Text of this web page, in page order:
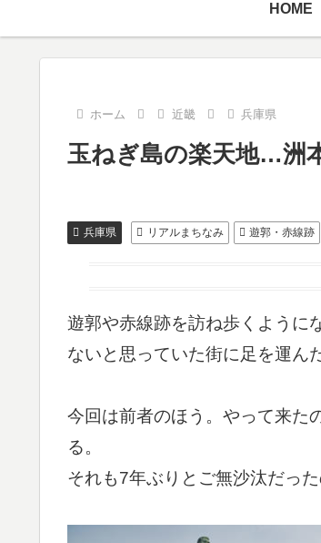
HOME
ホーム 近畿 兵庫県
玉ねぎ島の楽天地…洲
兵庫県 リアルまちなみ 遊郭・赤線跡
遊郭や赤線跡を訪ね歩くように
ないと思っていた街に足を運ん
今回は前者のほう。やって来た
る。
それも7年ぶりとご無沙汰だっ